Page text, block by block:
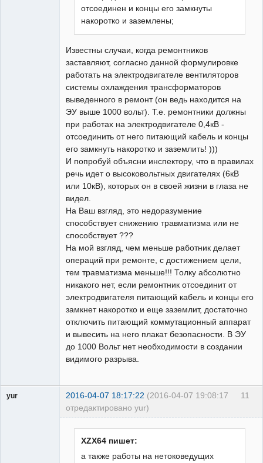
отсоединен и концы его замкнуты
накоротко и заземлены;
Известны случаи, когда ремонтников
заставляют, согласно данной формулировке
работать на электродвигателе вентиляторов
системы охлаждения трансформаторов
выведенного в ремонт (он ведь находится на
ЭУ выше 1000 вольт). Т.е. ремонтники должны
при работах на электродвигателе 0,4кВ -
отсоединить от него питающий кабель и концы
его замкнуть накоротко и заземлить! )))
И попробуй объясни инспектору, что в правилах
речь идет о высоковольтных двигателях (6кВ
или 10кВ), которых он в своей жизни в глаза не
видел.
На Ваш взгляд, это недоразумение
способствует снижению травматизма или не
способствует ???
На мой взгляд, чем меньше работник делает
операций при ремонте, с достижением цели,
тем травматизма меньше!!! Толку абсолютно
никакого нет, если ремонтник отсоединит от
электродвигателя питающий кабель и концы его
замкнет накоротко и еще заземлит, достаточно
отключить питающий коммутационный аппарат
и вывесить на него плакат безопасности. В ЭУ
до 1000 Вольт нет необходимости в создании
видимого разрыва.
11
yur 2016-04-07 18:17:22 (2016-04-07 19:08:17
отредактировано yur)
XZX64 пишет:
а также работы на нетоковедущих